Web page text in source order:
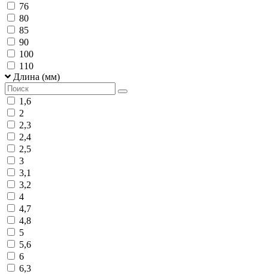
76
80
85
90
100
110
Длина (мм)
1,6
2
2,3
2,4
2,5
3
3,1
3,2
4
4,7
4,8
5
5,6
6
6,3